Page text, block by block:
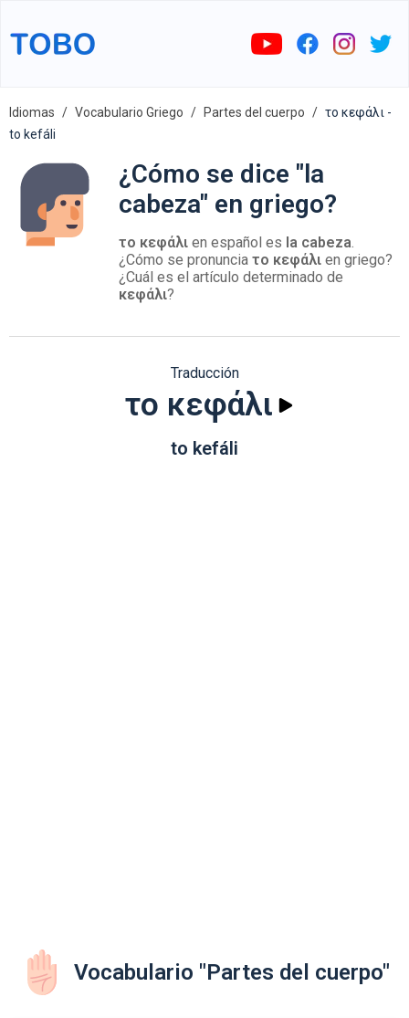
Idiomas Vocabulario Griego Partes del cuerpo
το κεφάλι -
to kefáli
¿Cómo se dice "la
cabeza" en griego?
το κεφάλι en español es la cabeza.
¿Cómo se pronuncia το κεφάλι en griego?
¿Cuál es el artículo determinado de
κεφάλι?
Traducción
το κεφάλι
to kefáli
Vocabulario "Partes del cuerpo"